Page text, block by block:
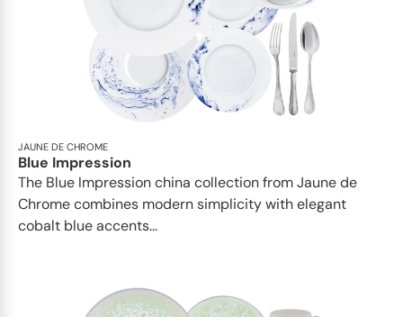
JAUNE DE CHROME
Blue Impression
The Blue Impression china collection from Jaune de
Chrome combines modern simplicity with elegant
cobalt blue accents...